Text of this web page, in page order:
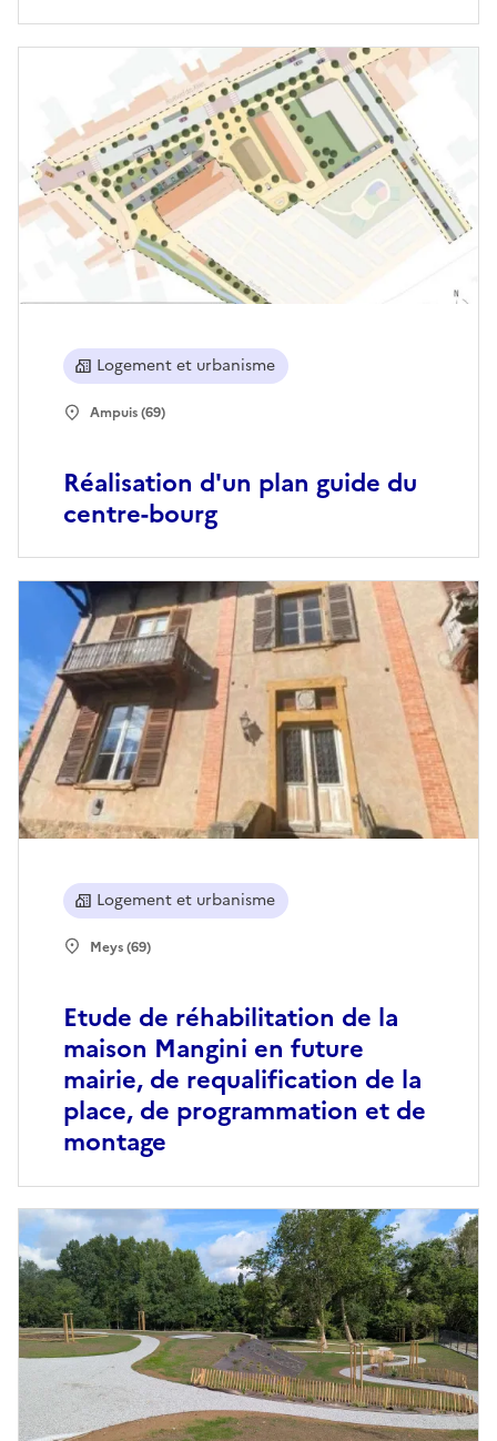
Réalisation d'un plan guide du
centre-bourg
Logement et urbanisme
Ampuis (69)
Etude de réhabilitation de la
maison Mangini en future
mairie, de requalification de la
place, de programmation et de
montage
Logement et urbanisme
Meys (69)